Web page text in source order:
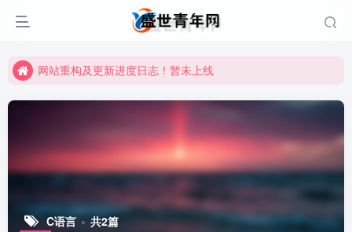
网站重构及更新进度日志！暂未上线
网站重构及更新进度日志！暂未上线
C语言 共2篇